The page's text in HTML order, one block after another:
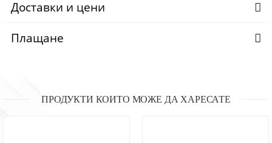
Доставки и цени
Плащане
ПРОДУКТИ КОИТО МОЖЕ ДА ХАРЕСАТЕ